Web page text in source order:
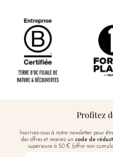
Profitez
Inscrivez-vous à notre newsletter pour
des offres et recevez un code de
supérieure à 50 € (offre non